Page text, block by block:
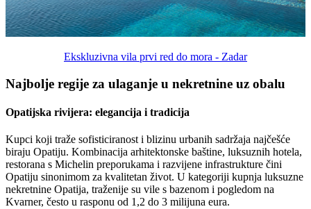
Ekskluzivna vila prvi red do mora - Zadar
Najbolje regije za ulaganje u nekretnine uz obalu
Opatijska rivijera: elegancija i tradicija
Kupci koji traže sofisticiranost i blizinu urbanih sadržaja najčešće
biraju Opatiju. Kombinacija arhitektonske baštine, luksuznih hotela,
restorana s Michelin preporukama i razvijene infrastrukture čini
Opatiju sinonimom za kvalitetan život. U kategoriji kupnja luksuzne
nekretnine Opatija, traženije su vile s bazenom i pogledom na
Kvarner, često u rasponu od 1,2 do 3 milijuna eura.